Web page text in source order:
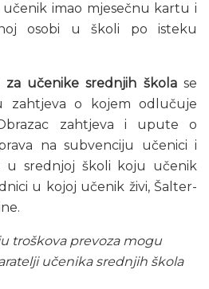
imao mjesečnu kartu i
osobi u školi po isteku
za učenike srednjih školase
zahtjeva o kojem odlučuje
zahtjeva i upute o
na subvenciju učenici i
u srednjoj školi koju učenik
u kojoj učenik živi, Šalter-
troškova prevoza mogu
učenika srednjih škola